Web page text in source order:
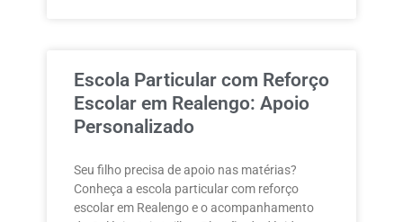
Escola Particular com Reforço
Escolar em Realengo: Apoio
Personalizado
Seu filho precisa de apoio nas matérias?
Conheça a escola particular com reforço
escolar em Realengo e o acompanhamento